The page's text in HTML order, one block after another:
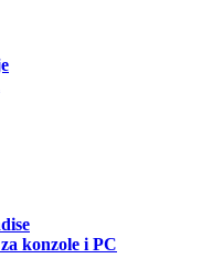
konzole i PC